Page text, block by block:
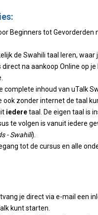
Beginners tot Gevorderden
de Swahili taal leren, waar
na aankoop Online op je
complete inhoud van uTalk
ook zonder internet de taal
iederetaal. De eigen taal is
te volgen is vanuit iedere
- Swahili).
tot de cursus en alle
je direct via e-mail een
kunt starten.